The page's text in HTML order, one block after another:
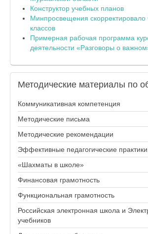
Конструктор учебных планов
Минпросвещения
классов
Примерная рабочая программа
деятельности «Разговоры о
Методические материалы по
Коммуникативная компетенция
Методические письма
Методические рекомендации
Эффективные педагогические практики
«Шахматы в школе»
Финансовая грамотность
Функциональная грамотность
Российская электронная школа и
учебников